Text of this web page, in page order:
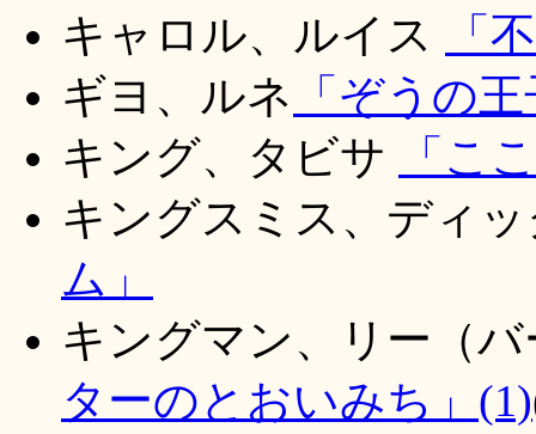
キャロル、ルイス
「
ギヨ、ルネ 「ぞうの
キング、タビサ
「こ
キングスミス、ディ
ム」
キングマン、リー（
ターのとおいみち」(1)